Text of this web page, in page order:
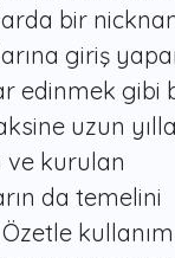
bir
giriş
edinmek gibi
uzun
ve kurulan
da temelini